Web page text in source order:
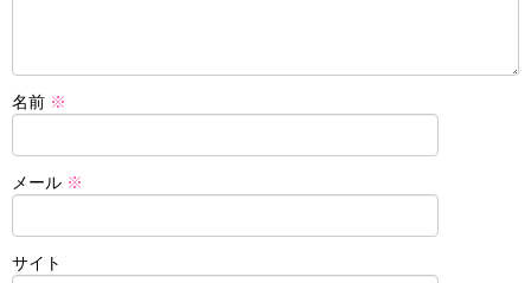
名前 ※
メール ※
サイト